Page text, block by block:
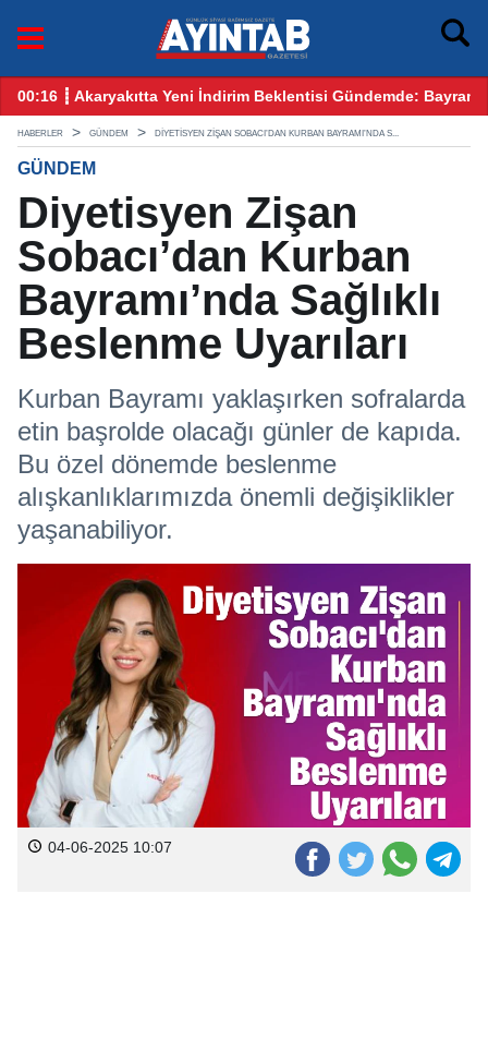
Öncesi Gözler Benzin ve Motorinde
12:25 ┋ CHP Gaziantep Karıştı: Ankara’dan Gelen Kulis
HABERLER GÜNDEM DIYETISYEN ZIŞAN SOBACI’DAN KURBAN BAYRAMI’NDA S...
GÜNDEM
Diyetisyen Zişan
Sobacı’dan Kurban
Bayramı’nda Sağlıklı
Beslenme Uyarıları
Kurban Bayramı yaklaşırken sofralarda
etin başrolde olacağı günler de kapıda.
Bu özel dönemde beslenme
alışkanlıklarımızda önemli değişiklikler
yaşanabiliyor.
04-06-2025 10:07